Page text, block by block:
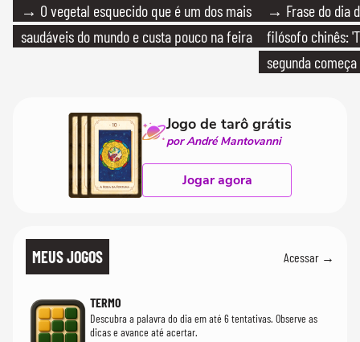
→ O vegetal esquecido que é um dos mais
saudáveis do mundo e custa pouco na feira
→ Frase do dia
filósofo chinês:
segunda
Jogo de tarô grátis
por André Mantovanni
Jogar agora
MEUS JOGOS Acessar →
TERMO
Descubra a palavra do dia em até 6 tentativas. Observe as
dicas e avance até acertar.